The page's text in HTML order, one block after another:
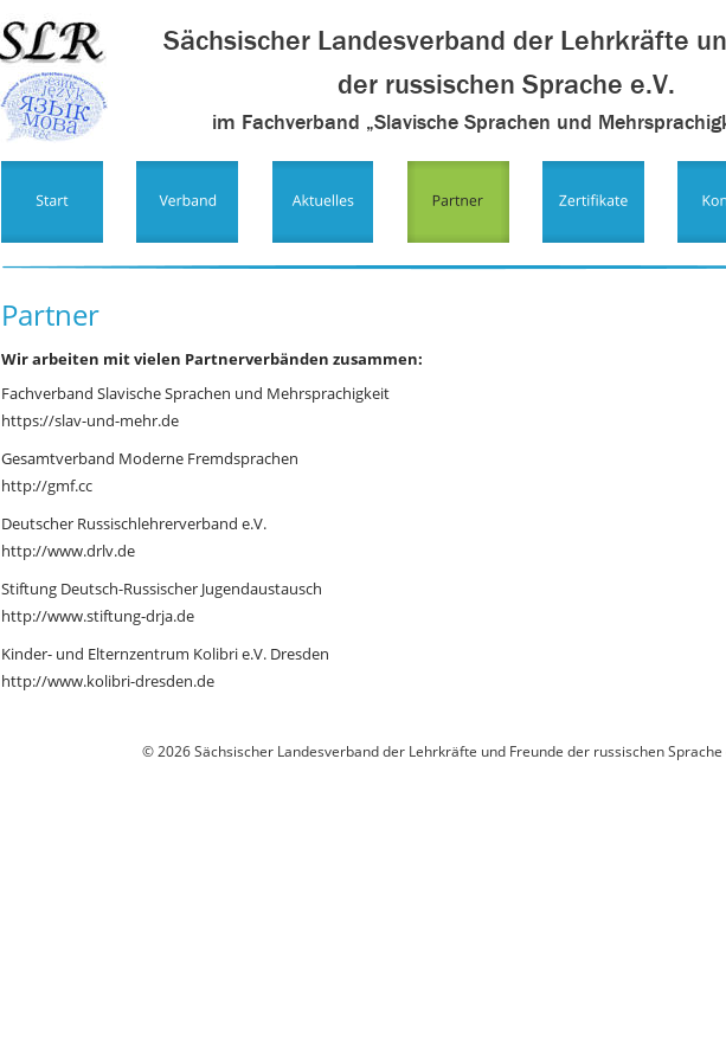
© 2026 Sächsischer Landesverband der Lehrkräfte und Freunde der russischen Sprache
Sächsischer Landesverband der Lehrkräfte
der russischen Sprache e.V.
im Fachverband „Slavische Sprachen und
Partner
Wir arbeiten mit vielen Partnerverbänden zusammen:
Fachverband Slavische Sprachen und Mehrsprachigkeit
https://slav-und-mehr.de
Gesamtverband Moderne Fremdsprachen
http://gmf.cc
Deutscher Russischlehrerverband e.V.
http://www.drlv.de
Stiftung Deutsch-Russischer Jugendaustausch
http://www.stiftung-drja.de
Kinder- und Elternzentrum Kolibri e.V. Dresden
http://www.kolibri-dresden.de